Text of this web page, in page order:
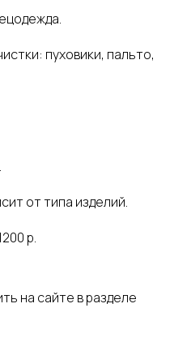
пуховики, пальто,
от типа изделий.
р.
на сайте в разделе